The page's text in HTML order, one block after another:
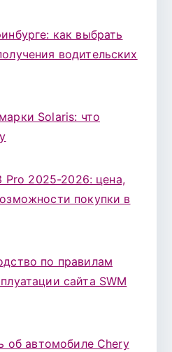
как выбрать
водительских
Solaris: что
Pro 2025-2026: цена,
покупки в
по правилам
сайта SWM
об автомобиле Chery